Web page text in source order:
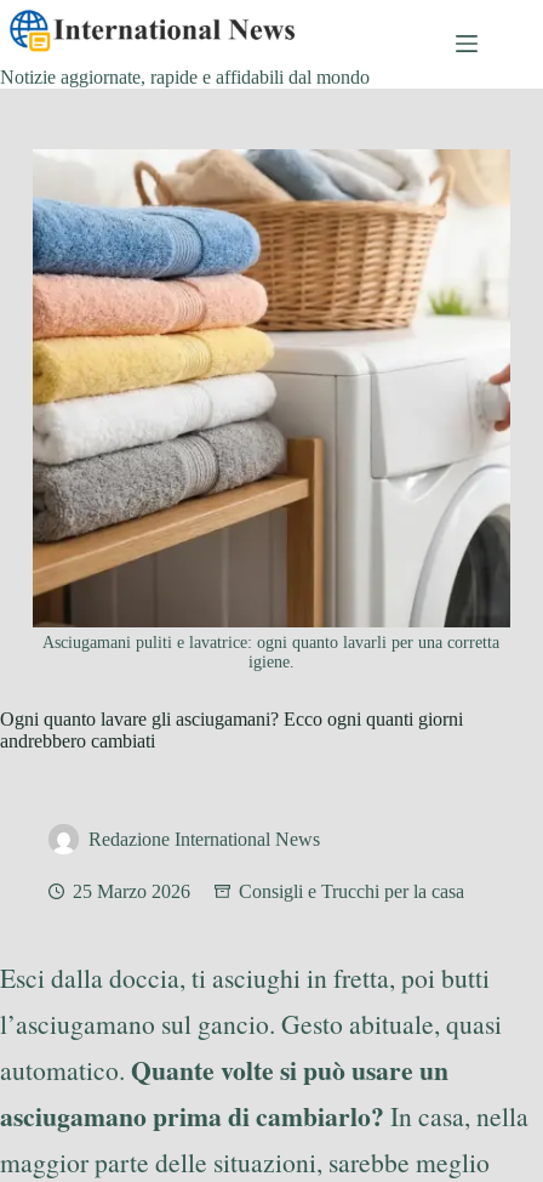
Salta
al
contenuto
Notizie aggiornate, rapide e affidabili dal mondo
Asciugamani puliti e lavatrice: ogni quanto lavarli per una corretta
igiene.
Ogni quanto lavare gli asciugamani? Ecco ogni quanti giorni
andrebbero cambiati
Redazione International News
25 Marzo 2026 Consigli e Trucchi per la casa
Esci dalla doccia, ti asciughi in fretta, poi butti
l’asciugamano sul gancio. Gesto abituale, quasi
automatico. Quante volte si può usare un
asciugamano prima di cambiarlo? In casa, nella
maggior parte delle situazioni, sarebbe meglio